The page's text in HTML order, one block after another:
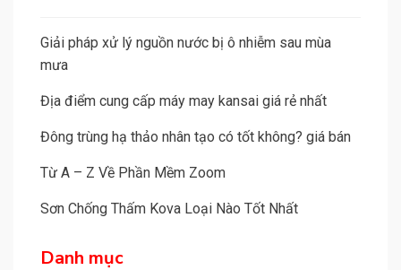
Giải pháp xử lý nguồn nước bị ô nhiễm sau mùa
mưa
Địa điểm cung cấp máy may kansai giá rẻ nhất
Đông trùng hạ thảo nhân tạo có tốt không? giá bán
Từ A – Z Về Phần Mềm Zoom
Sơn Chống Thấm Kova Loại Nào Tốt Nhất
Danh mục